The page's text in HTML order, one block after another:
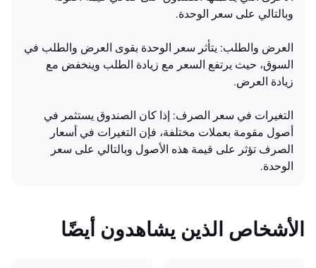
وبالتالي على سعر الوحدة.
العرض والطلب: يتأثر سعر الوحدة بقوى العرض والطلب في
السوق، حيث يرتفع السعر مع زيادة الطلب وينخفض مع
زيادة العرض.
التغيرات في سعر الصرف: إذا كان الصندوق يستثمر في
أصول مقومة بعملات مختلفة، فإن التغيرات في أسعار
الصرف تؤثر على قيمة هذه الأصول وبالتالي على سعر
الوحدة.
الأشخاص الذين يشاهدون أيضًا